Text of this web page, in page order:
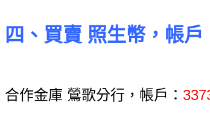
四、買賣 照生幣，帳戶
合作金庫 鶯歌分行，帳戶：